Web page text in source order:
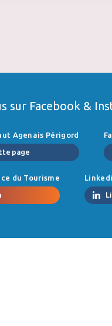
sur Facebook &
Agenais Périgord
page
du Tourisme